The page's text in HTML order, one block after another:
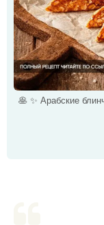
🥞 ✨ Арабские